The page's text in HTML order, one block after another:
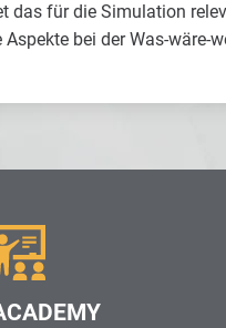
das für die Simulation
bei der Was-wäre-